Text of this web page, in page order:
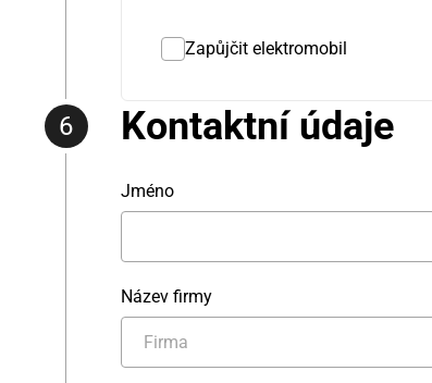
Zapůjčit elektromobil
Kontaktní údaje
Jméno
Název firmy